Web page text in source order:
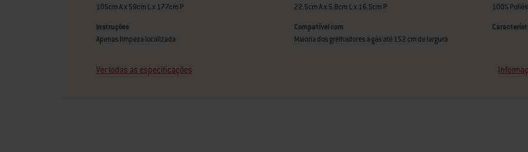
105cm A x 59cm L x 177cm P
22.5cm A x 5.8cm L x 16.5cm P
100%
Instruções
Apenas limpeza localizada
Compatível com
Maioria dos grelhadores a gás até 152 cm de largura
Ver todas as especificações